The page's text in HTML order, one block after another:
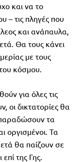
και να το
– τις πληγές που
και ανάπαυλα,
Θα τους κάνει
με τους
κόσμου.
για όλες τις
οι δικτατορίες θα
τα
οργισμένοι. Τα
θα παίζουν σε
της Γης.